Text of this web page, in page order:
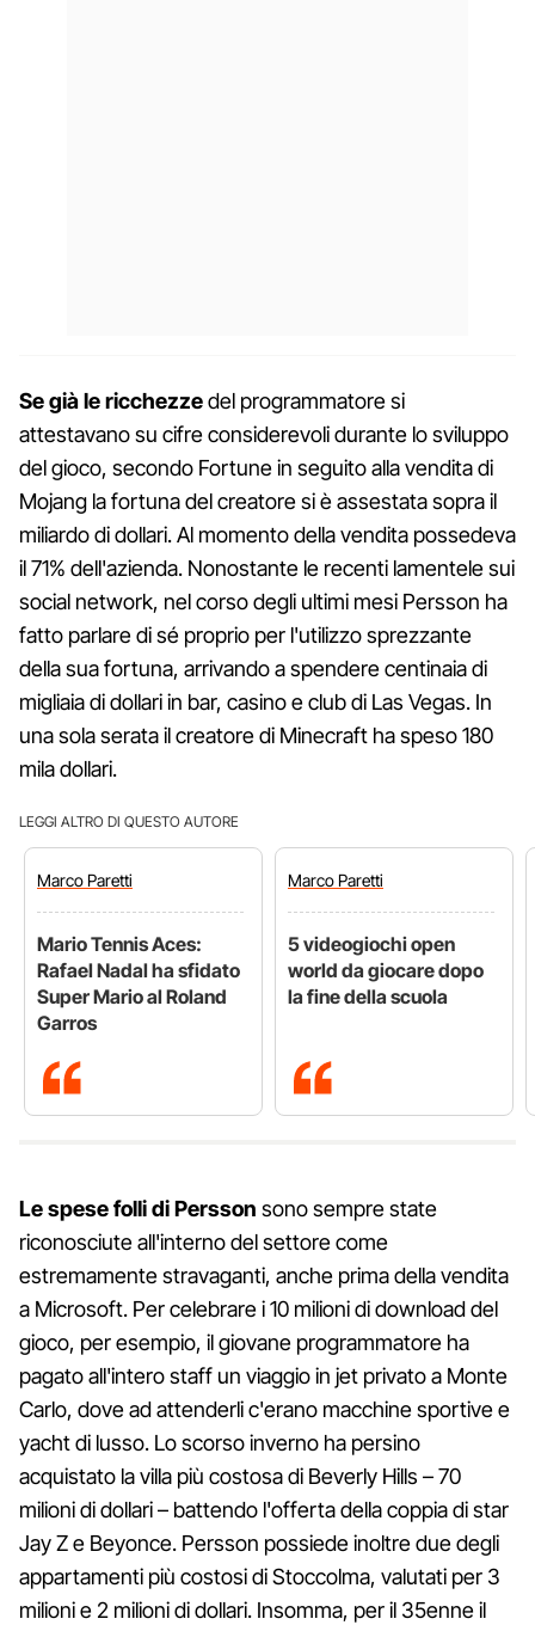
Se già le ricchezzedel programmatore si
attestavano su cifre considerevoli durante lo sviluppo
del gioco, secondo Fortune in seguito alla vendita di
Mojang la fortuna del creatore si è assestata sopra il
miliardo di dollari. Al momento della vendita possedeva
il 71% dell'azienda. Nonostante le recenti lamentele sui
social network, nel corso degli ultimi mesi Persson ha
fatto parlare di sé proprio per l'utilizzo sprezzante
della sua fortuna, arrivando a spendere centinaia di
migliaia di dollari in bar, casino e club di Las Vegas. In
una sola serata il creatore di Minecraft ha speso 180
mila dollari.
LEGGI ALTRO DI QUESTO AUTORE
MarcoParetti
Mario Tennis Aces:
Rafael Nadal ha sfidato
Super Mario al Roland
Garros
MarcoParetti
5 videogiochi open
world da giocare dopo
la fine della scuola
Le spese folli di Persson sono sempre state
riconosciute all'interno del settore come
estremamente stravaganti, anche prima della vendita
a Microsoft. Per celebrare i 10 milioni di download del
gioco, per esempio, il giovane programmatore ha
pagato all'intero staff un viaggio in jet privato a Monte
Carlo, dove ad attenderli c'erano macchine sportive e
yacht di lusso. Lo scorso inverno ha persino
acquistato la villa più costosa di Beverly Hills – 70
milioni di dollari – battendo l'offerta della coppia di star
Jay Z e Beyonce. Persson possiede inoltre due degli
appartamenti più costosi di Stoccolma, valutati per 3
milioni e 2 milioni di dollari. Insomma, per il 35enne il